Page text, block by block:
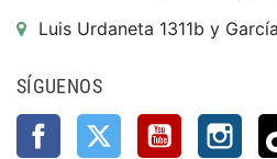
Luis Urdaneta 1311b y
SÍGUENOS
FacebookTwitter YouTube